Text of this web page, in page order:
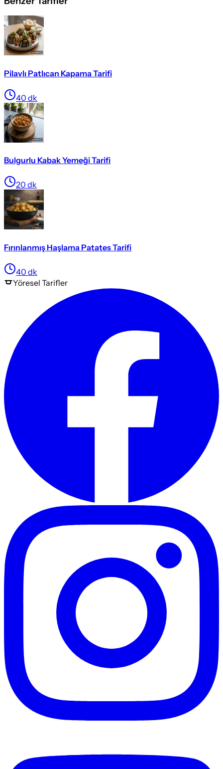
Pilavlı Patlıcan Kapama Tarifi
40 dk
Bulgurlu Kabak Yemeği Tarifi
20 dk
Fırınlanmış Haşlama Patates Tarifi
40 dk
Yöresel Tarifler